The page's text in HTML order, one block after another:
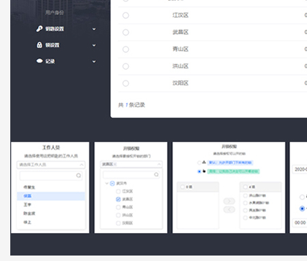
部门管理
钥匙管理
为每把钥匙设置开锁权限和
时限，设置领出及归还期限
，同时绑定使用人员。
开关记录
开关锁记录一目了然